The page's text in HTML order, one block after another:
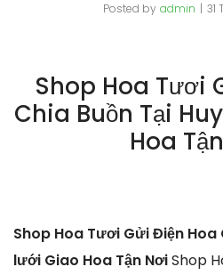
Posted by admin 31
Shop Hoa Tươi
Chia Buồn Tại
Hoa
Shop Hoa Tươi Gửi Điện Hoa
lưới Giao Hoa Tận NơiShop